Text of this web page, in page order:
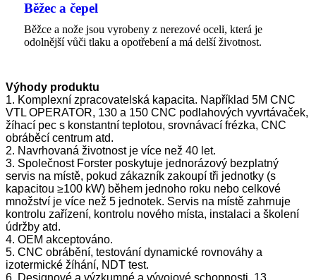
Běžec a čepel
Běžce a nože jsou vyrobeny z nerezové oceli, která je
odolnější vůči tlaku a opotřebení a má delší životnost.
Výhody produktu
1. Komplexní zpracovatelská kapacita. Například 5M CNC
VTL OPERATOR, 130 a 150 CNC podlahových vyvrtávaček,
žíhací pec s konstantní teplotou, srovnávací frézka, CNC
obráběcí centrum atd.
2. Navrhovaná životnost je více než 40 let.
3. Společnost Forster poskytuje jednorázový bezplatný
servis na místě, pokud zákazník zakoupí tři jednotky (s
kapacitou ≥100 kW) během jednoho roku nebo celkové
množství je více než 5 jednotek. Servis na místě zahrnuje
kontrolu zařízení, kontrolu nového místa, instalaci a školení
údržby atd.
4. OEM akceptováno.
5. CNC obrábění, testování dynamické rovnováhy a
izotermické žíhání, NDT test.
6. Designové a výzkumné a vývojové schopnosti, 13